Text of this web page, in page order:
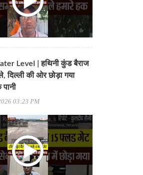
Level | हथिनी कुंड बैराज
की ओर छोड़ा गया
03:23 PM